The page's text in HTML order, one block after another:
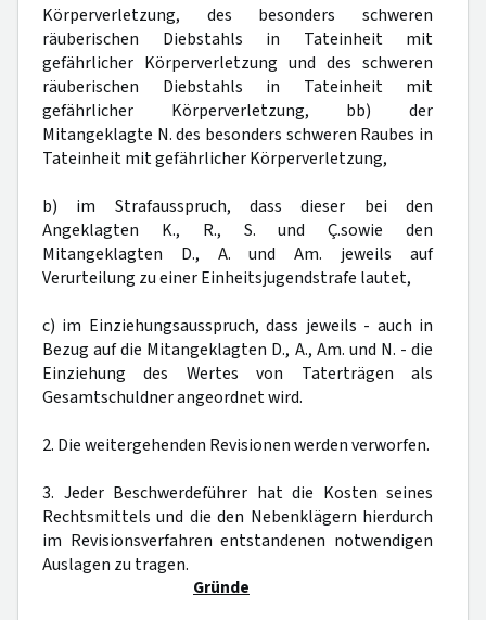
Körperverletzung, des besonders schweren
räuberischen Diebstahls in Tateinheit mit
gefährlicher Körperverletzung und des schweren
räuberischen Diebstahls in Tateinheit mit
gefährlicher Körperverletzung, bb) der
Mitangeklagte N. des besonders schweren Raubes in
Tateinheit mit gefährlicher Körperverletzung,
b) im Strafausspruch, dass dieser bei den
Angeklagten K., R., S. und Ç.sowie den
Mitangeklagten D., A. und Am. jeweils auf
Verurteilung zu einer Einheitsjugendstrafe lautet,
c) im Einziehungsausspruch, dass jeweils - auch in
Bezug auf die Mitangeklagten D., A., Am. und N. - die
Einziehung des Wertes von Taterträgen als
Gesamtschuldner angeordnet wird.
2. Die weitergehenden Revisionen werden verworfen.
3. Jeder Beschwerdeführer hat die Kosten seines
Rechtsmittels und die den Nebenklägern hierdurch
im Revisionsverfahren entstandenen notwendigen
Auslagen zu tragen.
Gründe